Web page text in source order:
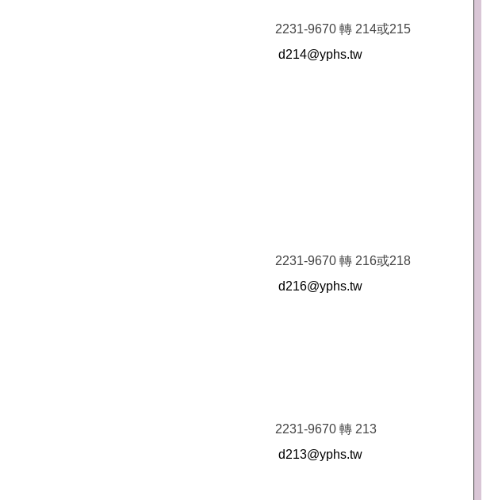
2231-9670 轉 214或215
d214@yphs.tw
2231-9670 轉 216或218
d216@yphs.tw
2231-9670 轉 213
d213@yphs.tw